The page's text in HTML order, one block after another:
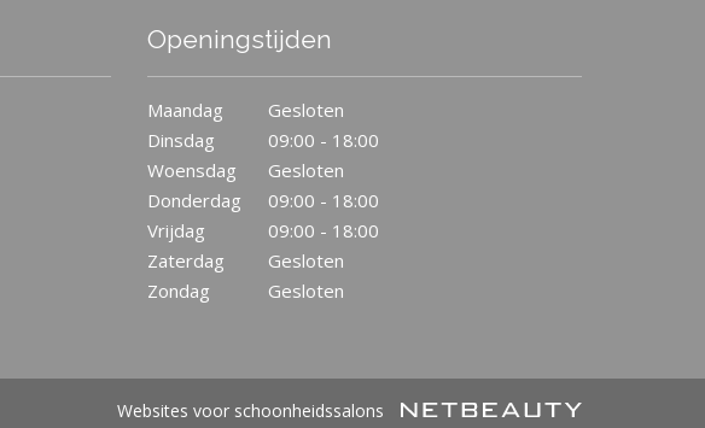
Openingstijden
Maandag
Gesloten
Dinsdag
09:00 - 18:00
Woensdag
Gesloten
Donderdag
09:00 - 18:00
Vrijdag
09:00 - 18:00
Zaterdag
Gesloten
Zondag
Gesloten
Websites voor schoonheidssalons